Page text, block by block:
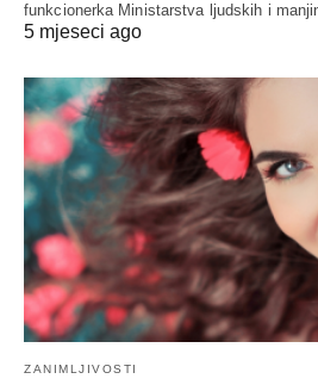
funkcionerka Ministarstva ljudskih i
5 mjeseci ago
ZANIMLJIVOSTI